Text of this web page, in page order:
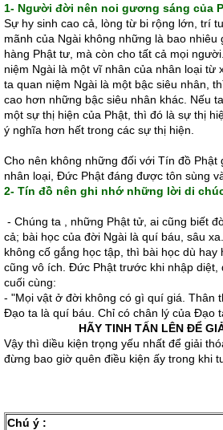
1- Người đời nên noi gương sáng của
Sự hy sinh cao cả, lòng từ bi rộng lớn, trí
mãnh của Ngài không những là bao nhiêu
hàng Phật tư, mà còn cho tất cả mọi
niệm Ngài là một vĩ nhân của nhân loại từ
ta quan niệm Ngài là một bậc siêu nhân,
cao hơn những bậc siêu nhân khác. Nếu
một sự thị hiện của Phật, thì đó là sự thị
ý nghĩa hơn hết trong các sự thị hiện.
Cho nên không những đối với Tín đồ Phật
nhân loại, Ðức Phật đáng được tôn sùng
2- Tín đồ nên ghi nhớ những lời di
- Chúng ta , những Phật tử, ai cũng biết
cả; bài học của đời Ngài là quí báu, sâu
không cố gắng học tập, thì bài học dù hay
cũng vô ích. Ðức Phật trước khi nhập diệt,
cuối cùng:
- "Mọi vật ở đời không có gì quí giá. Thân
Ðạo ta là quí báu. Chỉ có chân lý của Ðạo
HÃY TINH TẤN LÊN ÐỂ
Vậy thì diều kiện trọng yếu nhất để giải
đừng bao giờ quên điều kiện ấy trong khi
Chú ý :